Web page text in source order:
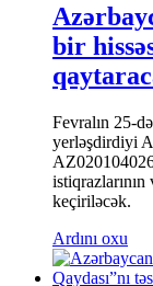
bir
Fevralın 25-
yerləşdirdiyi
istiqrazlarının
keçiriləcək.
Ardını oxu